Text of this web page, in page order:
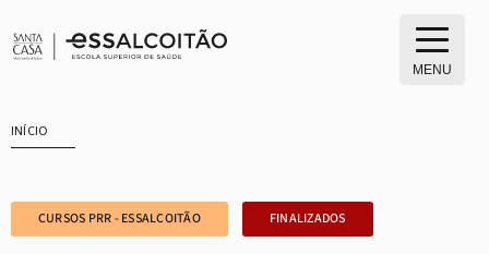
para
MENU
INÍCIO
CURSOS PRR - ESSALCOITÃO FINALIZADOS